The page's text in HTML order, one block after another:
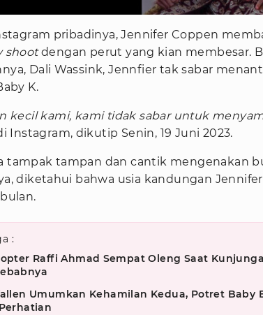
pribadinya, Jennifer Coppen
shootdengan perut yang kian membesar.
Dali Wassink, Jennfier tak sabar
K.
kecil kami, kami tidak sabar untuk
Instagram, dikutip Senin, 19 Juni 2023.
tampak tampan dan cantik mengenakan
diketahui bahwa usia kandungan
:
Raffi Ahmad Sempat Oleng Saat
Umumkan Kehamilan Kedua, Potret Baby